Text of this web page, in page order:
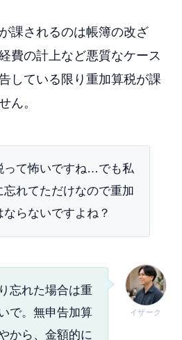
課されるのは帳簿の改ざ
費の計上など悪質なケース
している限り重加算税が課
ん。
って怖いですね…でも私
忘れてただけなので重加
ならないですよね？
イザーク
忘れた場合は重
で。無申告加算
から、金額的に